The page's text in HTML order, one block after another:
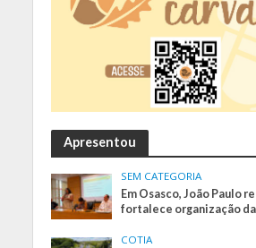
Apresentou
SEM CATEGORIA
Em Osasco, João Paulo
fortalece organização
COTIA